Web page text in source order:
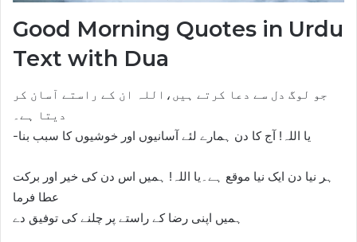
Good Morning Quotes in Urdu
Text with Dua
جو لوگ دل سے دعا کرتے ہیں،اللہ ان کے راستے آسان کر
دیتا ہے۔
-یا اللہ! آج کا دن ہمارے لئے آسانیوں اور خوشیوں کا سبب بنا
ہر نیا دن ایک نیا موقع ہے۔یا اللہ! ہمیں اس دن کی خیر اور برکت
عطا فرما
ہمیں اپنی رضا کے راستے پر چلنے کی توفیق دے